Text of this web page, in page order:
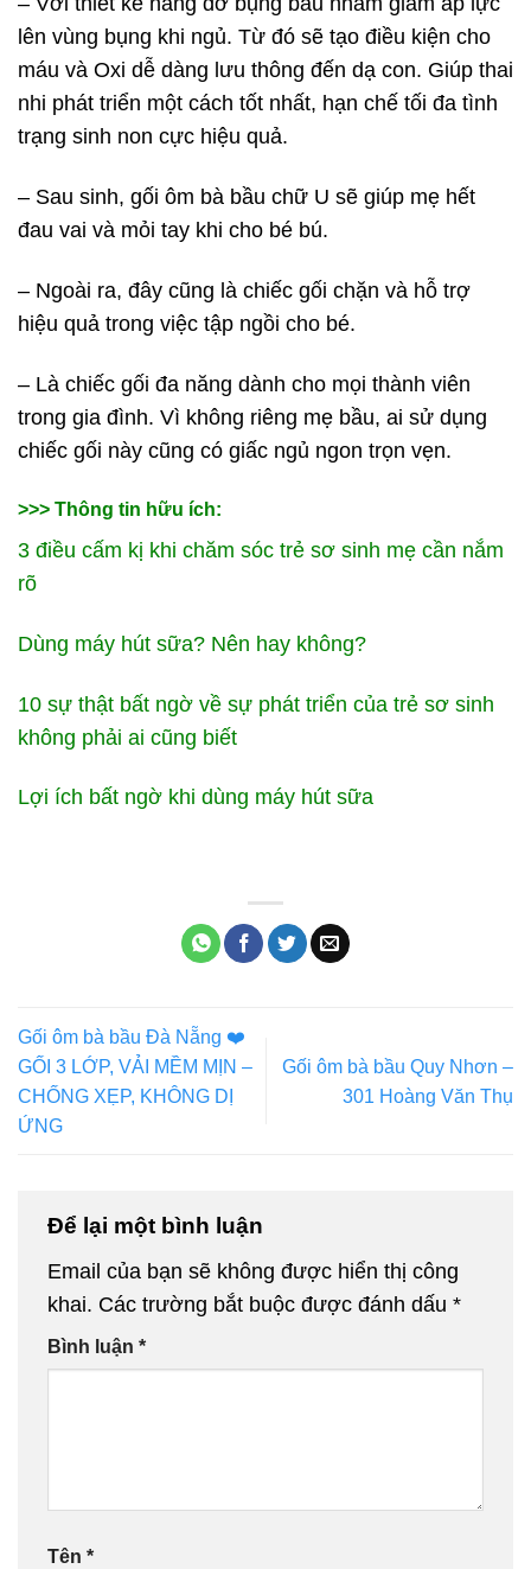
lên vùng bụng khi ngủ. Từ đó sẽ tạo điều kiện cho
máu và Oxi dễ dàng lưu thông đến dạ con. Giúp thai
nhi phát triển một cách tốt nhất, hạn chế tối đa tình
trạng sinh non cực hiệu quả.
– Sau sinh, gối ôm bà bầu chữ U sẽ giúp mẹ hết
đau vai và mỏi tay khi cho bé bú.
– Ngoài ra, đây cũng là chiếc gối chặn và hỗ trợ
hiệu quả trong việc tập ngồi cho bé.
– Là chiếc gối đa năng dành cho mọi thành viên
trong gia đình. Vì không riêng mẹ bầu, ai sử dụng
chiếc gối này cũng có giấc ngủ ngon trọn vẹn.
>>> Thông tin hữu ích:
3 điều cấm kị khi chăm sóc trẻ sơ sinh mẹ cần nắm
rõ
Dùng máy hút sữa? Nên hay không?
10 sự thật bất ngờ về sự phát triển của trẻ sơ sinh
không phải ai cũng biết
Lợi ích bất ngờ khi dùng máy hút sữa
Gối ôm bà bầu Đà Nẵng ❤️️
GỐI 3 LỚP, VẢI MỀM MỊN –
CHỐNG XẸP, KHÔNG DỊ
ỨNG
Gối ôm bà bầu Quy Nhơn –
301 Hoàng Văn Thụ
Để lại một bình luận
Email của bạn sẽ không được hiển thị công
khai. Các trường bắt buộc được đánh dấu *
Bình luận *
Tên *